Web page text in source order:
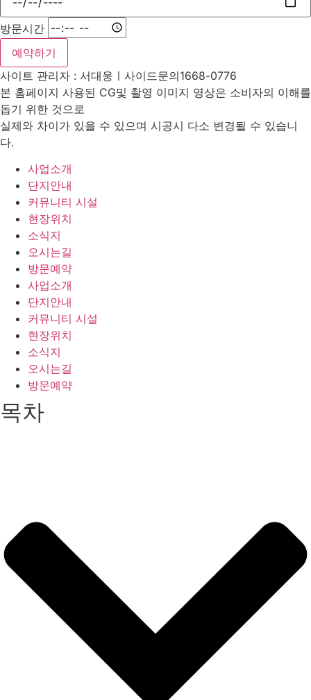
방문시간
예약하기
사이트 관리자 : 서대웅ㅣ사이드문의1668-0776
본 홈페이지 사용된 CG및 촬영 이미지 영상은 소비자의 이해를
돕기 위한 것으로
실제와 차이가 있을 수 있으며 시공시 다소 변경될 수 있습니
다.
사업소개
단지안내
커뮤니티 시설
현장위치
소식지
오시는길
방문예약
사업소개
단지안내
커뮤니티 시설
현장위치
소식지
오시는길
방문예약
목차